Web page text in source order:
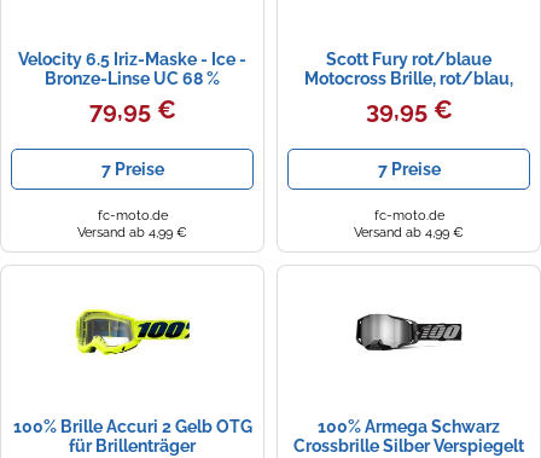
Velocity 6.5 Iriz-Maske - Ice -
Bronze-Linse UC 68 %
79,95 €
7 Preise
fc-moto.de
Versand ab 4,99 €
Scott Fury rot/blaue
Motocross Brille, rot/blau,
Einheitsgröße
39,95 €
7 Preise
fc-moto.de
Versand ab 4,99 €
100% Brille Accuri 2 Gelb OTG
für Brillenträger
100% Armega Schwarz
Crossbrille Silber Verspiegelt